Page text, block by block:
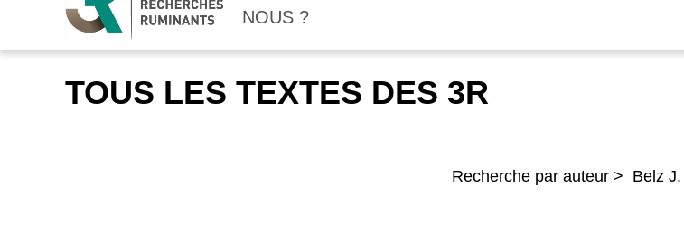
NOUS ?
TOUS LES TEXTES DES 3R
Recherche par auteur > Belz